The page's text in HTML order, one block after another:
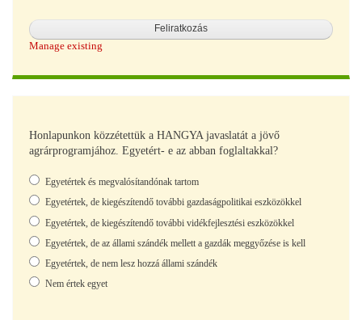
Manage existing
Honlapunkon közzétettük a HANGYA javaslatát a jövő
agrárprogramjához. Egyetért- e az abban foglaltakkal?
Választások
Egyetértek és megvalósítandónak tartom
Egyetértek, de kiegészítendő további gazdaságpolitikai eszközökkel
Egyetértek, de kiegészítendő további vidékfejlesztési eszközökkel
Egyetértek, de az állami szándék mellett a gazdák meggyőzése is kell
Egyetértek, de nem lesz hozzá állami szándék
Nem értek egyet